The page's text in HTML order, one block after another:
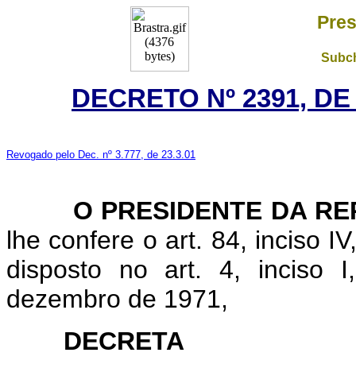
DECRETO Nº 2391,
Revogado pelo Dec. nº 3.777, de 23.3.01
O PRESIDENTE DA
lhe confere o art. 84, inciso
disposto no art. 4, inciso
dezembro de 1971,
DECRETA